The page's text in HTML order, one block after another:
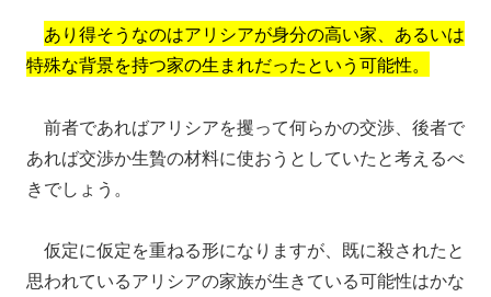
あり得そうなのはアリシアが身分の高い家、あるいは
特殊な背景を持つ家の生まれだったという可能性。
前者であればアリシアを攫って何らかの交渉、後者で
あれば交渉か生贄の材料に使おうとしていたと考えるべ
きでしょう。
仮定に仮定を重ねる形になりますが、既に殺されたと
思われているアリシアの家族が生きている可能性はかな